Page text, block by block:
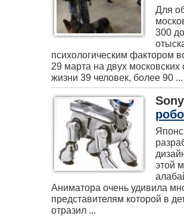
Для
300
психологическим фактором
29 марта на двух
жизни 39 человек, более 90 ...
этой
Аниматора очень удивила
представителям которой в
отразил ...